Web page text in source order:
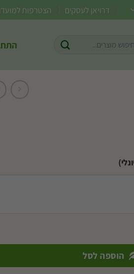
דרויאן לעסקים הצטרפות
הוספה לסל